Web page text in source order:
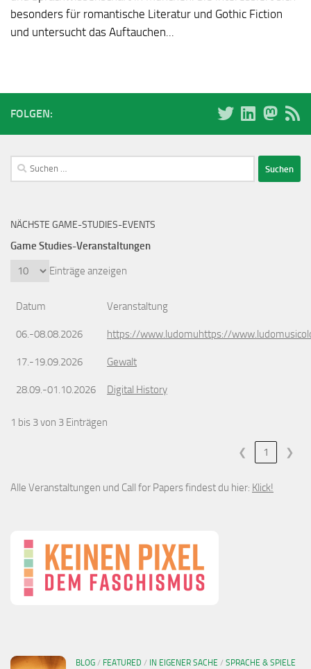
besonders für romantische Literatur und Gothic Fiction
und untersucht das Auftauchen...
FOLGEN:
Suchen
nach:
NÄCHSTE GAME-STUDIES-EVENTS
Game Studies-Veranstaltungen
Einträge anzeigen
Datum Veranstaltung
06.-08.08.2026 https://www.ludomuhttps://
17.-19.09.2026 Gewalt
28.09.-01.10.2026 Digital History
1 bis 3 von 3 Einträgen
❮ 1 ❯
Alle Veranstaltungen und Call for Papers findest du hier: Klick!
BLOG / FEATURED / IN EIGENER SACHE / SPRACHE & SPIELE